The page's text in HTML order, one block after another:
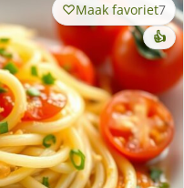
Maak favoriet7
👍